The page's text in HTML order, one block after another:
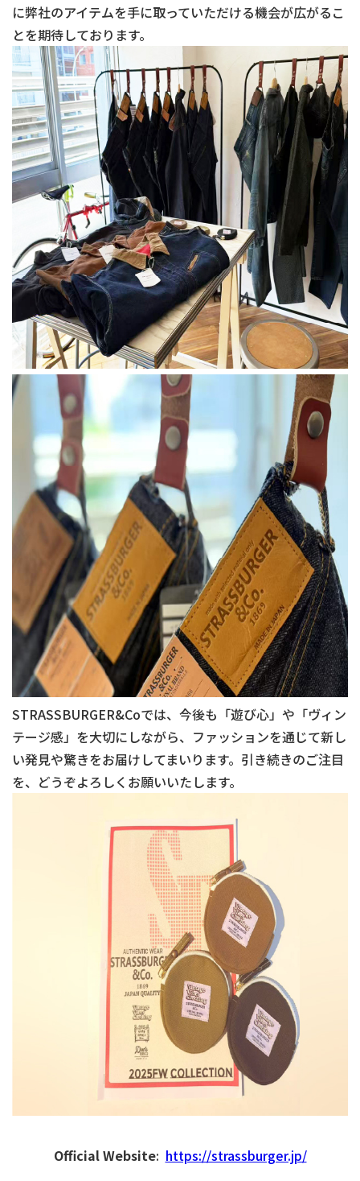
に弊社のアイテムを手に取っていただける機会が広がるこ
とを期待しております。
STRASSBURGER&Coでは、今後も「遊び心」や「ヴィン
テージ感」を大切にしながら、ファッションを通じて新し
い発見や驚きをお届けしてまいります。引き続きのご注目
を、どうぞよろしくお願いいたします。
Official Website: https://strassburger.jp/